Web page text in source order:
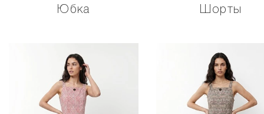
Юбка
Шорты